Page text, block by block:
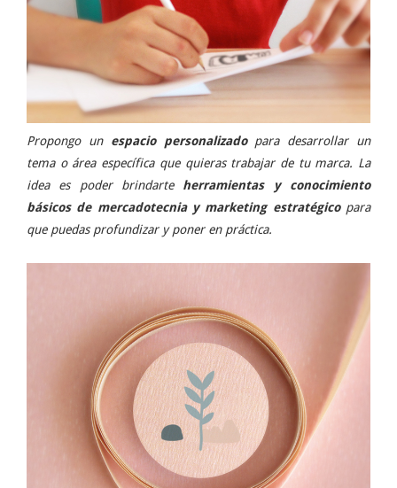
Propongo un espacio personalizadopara desarrollar un
tema o área específica que quieras trabajar de tu marca. La
idea es poder brindarte herramientas y conocimiento
básicos de mercadotecnia y marketing estratégicopara
que puedas profundizar y poner en práctica.